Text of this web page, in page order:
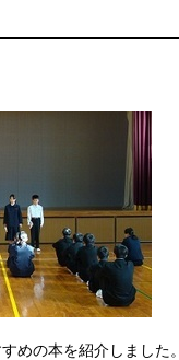
めの本を紹介しました